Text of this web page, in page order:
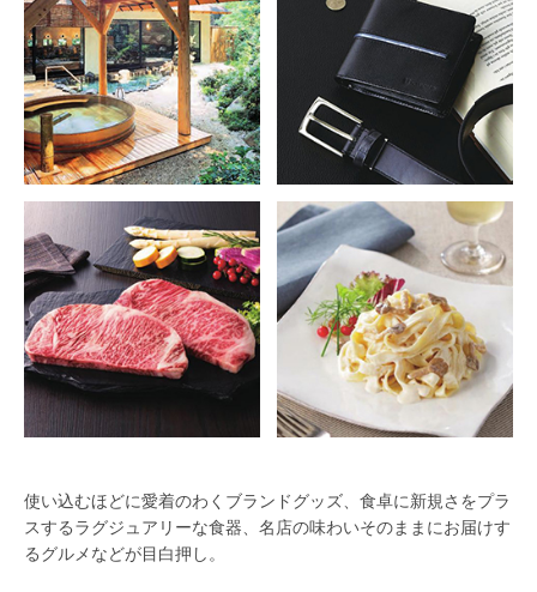
使い込むほどに愛着のわくブランドグッズ、食卓に新規さをプラ
スするラグジュアリーな食器、名店の味わいそのままにお届けす
るグルメなどが目白押し。